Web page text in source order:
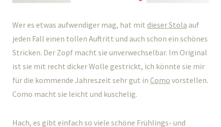
Wer es etwas aufwendiger mag, hat mit dieser Stola auf
jeden Fall einen tollen Auftritt und auch schon ein schönes
Stricken. Der Zopf macht sie unverwechselbar. Im Original
ist sie mit recht dicker Wolle gestrickt, ich könnte sie mir
für die kommende Jahreszeit sehr gut in Como vorstellen.
Como macht sie leicht und kuschelig.
Hach, es gibt einfach so viele schöne Frühlings- und